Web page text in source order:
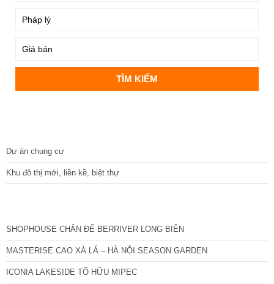
Dự án chung cư
Khu đô thị mới, liền kề, biệt thự
SHOPHOUSE CHÂN ĐẾ BERRIVER LONG BIÊN
MASTERISE CAO XÀ LÁ – HÀ NỘI SEASON GARDEN
ICONIA LAKESIDE TỐ HỮU MIPEC